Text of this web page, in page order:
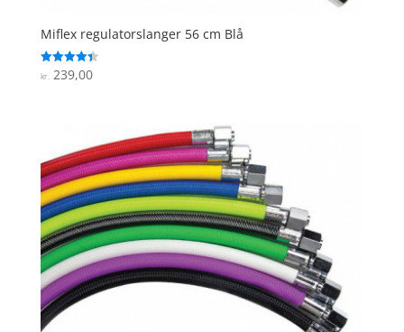
Miflex regulatorslanger 56 cm Blå
Vurderet
4.4
kr.239,00